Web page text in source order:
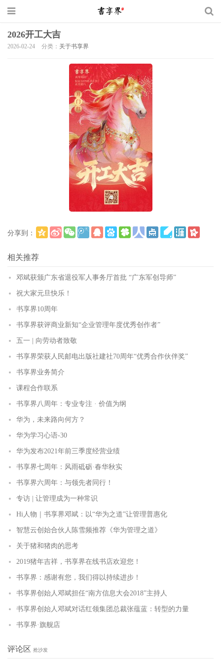
2026开工大吉
2026-02-24 分类： 关于书享界
分享到：
相关推荐
邓斌获颁广东省退役军人事务厅首批 “广东军创导师”
祝大家元旦快乐！
书享界10周年
书享界获评商业新知“企业管理年度优秀创作者”
五一 | 向劳动者致敬
书享界荣获人民邮电出版社建社70周年“优秀合作伙伴奖”
书享界业务简介
课程合作联系
书享界八周年：专业专注 · 价值为纲
华为，未来路向何方？
华为学习心语-30
华为发布2021年前三季度经营业绩
书享界七周年：风雨砥砺·春华秋实
书享界六周年：与领先者同行！
专访 | 让管理成为一种常识
Hi人物｜书享界邓斌：以“华为之道”让管理普惠化
智慧云创始合伙人陈雪频推荐《华为管理之道》
关于猪和猪肉的思考
2019猪年吉祥，书享界在线书店欢迎您！
书享界：感谢有您，我们得以持续进步！
书享界创始人邓斌担任“南方信息大会2018”主持人
书享界创始人邓斌对话红领集团总裁张蕴蓝：转型的力量
书享界·旗舰店
评论区 抢沙发